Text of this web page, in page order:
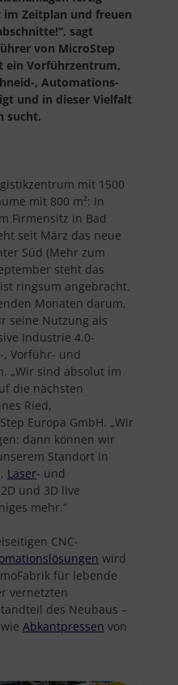
Zeitplan und freuen
sagt
von MicroStep
ein Vorführzentrum,
, Automations-
und in dieser Vielfalt
sucht.
mit 1500
mit 800 m²: In
Firmensitz in Bad
seit März das neue
Süd (Mehr zum
steht das
ringsum angebracht.
Monaten darum,
seine Nutzung als
Industrie 4.0-
, Vorführ- und
„Wir sind absolut im
die nächsten
Ried,
Europa GmbH. „Wir
dann können wir
Standort in
Laser- und
und 3D live
mehr.“
CNC-
wird
für lebende
vernetzten
des Neubaus –
Abkantpressen von